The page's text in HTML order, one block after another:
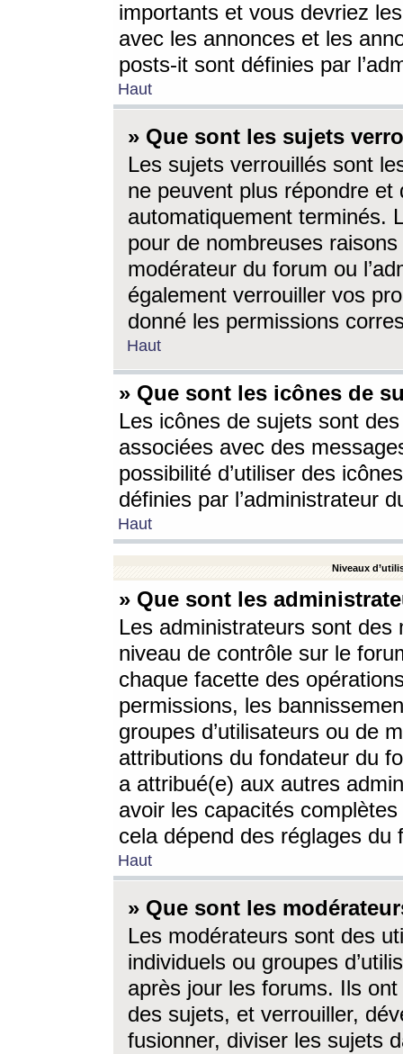
importants et vous devriez
avec les annonces et les
posts-it sont définies par
Haut
» Que sont les sujets
Les sujets verrouillés sont
ne peuvent plus répondre
automatiquement terminés.
pour de nombreuses
modérateur du forum ou
également verrouiller vos
donné les permissions
Haut
» Que sont les icônes de
Les icônes de sujets sont
associées avec des
possibilité d’utiliser des
définies par l’administrateur
Haut
Niveaux
» Que sont les
Les administrateurs sont
niveau de contrôle sur le
chaque facette des
permissions, les
groupes d’utilisateurs ou de
attributions du fondateur du
a attribué(e) aux autres
avoir les capacités
cela dépend des réglages du
Haut
» Que sont les
Les modérateurs sont des
individuels ou groupes
après jour les forums. Ils ont
des sujets, et verrouiller,
fusionner, diviser les sujets